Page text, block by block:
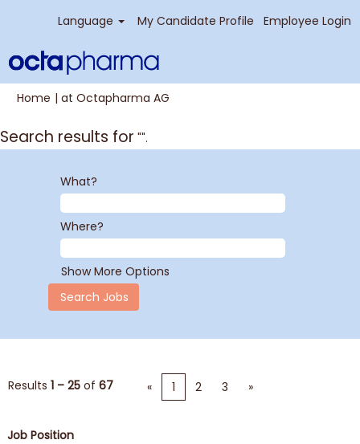
Language My Candidate Profile Employee Login
Home | at Octapharma AG
Search results for "".
What?
Where?
Show More Options
Results 1 – 25 of 67 « 1 2 3 »
Job Position